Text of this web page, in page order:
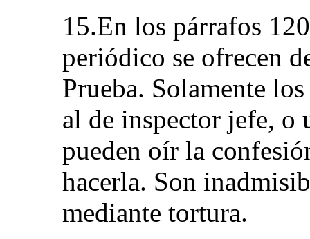
15.En los párrafos
periódico se ofrecen
Prueba. Solamente
al de inspector jefe,
pueden oír la
hacerla. Son
mediante tortura.